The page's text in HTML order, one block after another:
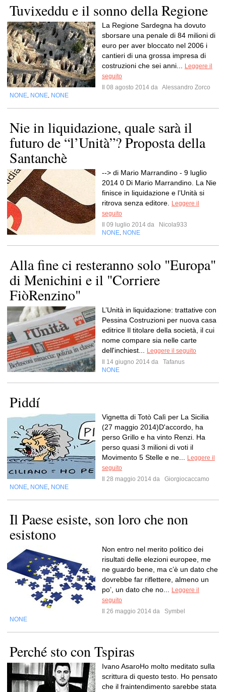
Tuvixeddu e il sonno della Regione
La Regione Sardegna ha dovuto
sborsare una penale di 84 milioni di
euro per aver bloccato nel 2006 i
cantieri di una grossa impresa di
costruzioni che sei anni...
Leggere il
seguito
Il 08 agosto 2014 da Alessandro Zorco
NONE NONE NONE
Nie in liquidazione, quale sarà il
futuro de “l’Unità”? Proposta della
Santanchè
--> di Mario Marrandino - 9 luglio
2014 0 Di Mario Marrandino. La Nie
finisce in liquidazione e l’Unità si
ritrova senza editore.
Leggere il
seguito
Il 09 luglio 2014 da
Nicola933
NONE NONE
Alla fine ci resteranno solo "Europa"
di Menichini e il "Corriere
FiòRenzino"
L’Unità in liquidazione: trattative con
Pessina Costruzioni per nuova casa
editrice Il titolare della società, il cui
nome compare sia nelle carte
dell'inchiest...
Leggere il seguito
Il 14 giugno 2014 da
Tafanus
NONE
Piddí
Vignetta di Totò Calì per La Sicilia
(27 maggio 2014)D'accordo, ha
perso Grillo e ha vinto Renzi. Ha
perso quasi 3 milioni di voti il
Movimento 5 Stelle e ne...
Leggere il
seguito
Il 28 maggio 2014 da
Giorgiocaccamo
NONE NONE NONE
Il Paese esiste, son loro che non
esistono
Non entro nel merito politico dei
risultati delle elezioni europee, me
ne guardo bene, ma c’è un dato che
dovrebbe far riflettere, almeno un
po’, un dato che no...
Leggere il
seguito
Il 26 maggio 2014 da
Symbel
NONE
Perché sto con Tspiras
Ivano AsaroHo molto meditato sulla
scrittura di questo testo. Ho pensato
che il fraintendimento sarebbe stata